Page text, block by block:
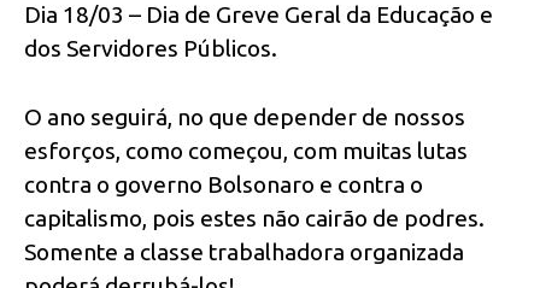
Dia 18/03 – Dia de Greve Geral da Educação e
dos Servidores Públicos.
O ano seguirá, no que depender de nossos
esforços, como começou, com muitas lutas
contra o governo Bolsonaro e contra o
capitalismo, pois estes não cairão de podres.
Somente a classe trabalhadora organizada